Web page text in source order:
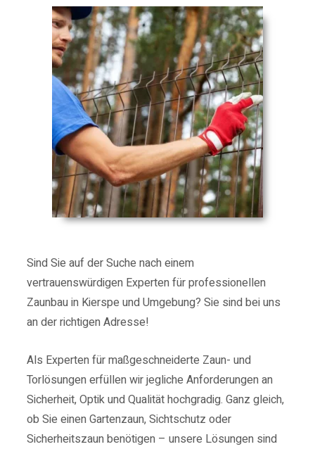
Sind Sie auf der Suche nach einem
vertrauenswürdigen Experten für professionellen
Zaunbau in Kierspe und Umgebung? Sie sind bei uns
an der richtigen Adresse!
Als Experten für maßgeschneiderte Zaun- und
Torlösungen erfüllen wir jegliche Anforderungen an
Sicherheit, Optik und Qualität hochgradig. Ganz gleich,
ob Sie einen Gartenzaun, Sichtschutz oder
Sicherheitszaun benötigen – unsere Lösungen sind